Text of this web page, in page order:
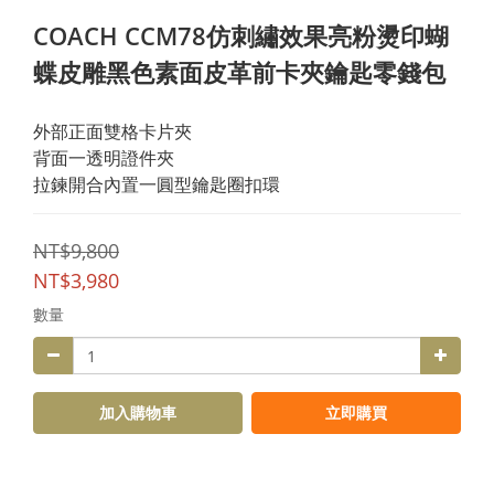
COACH CCM78仿刺繡效果亮粉燙印蝴
蝶皮雕黑色素面皮革前卡夾鑰匙零錢包
外部正面雙格卡片夾
背面一透明證件夾
拉鍊開合內置一圓型鑰匙圈扣環
NT$9,800
NT$3,980
數量
加入購物車 立即購買